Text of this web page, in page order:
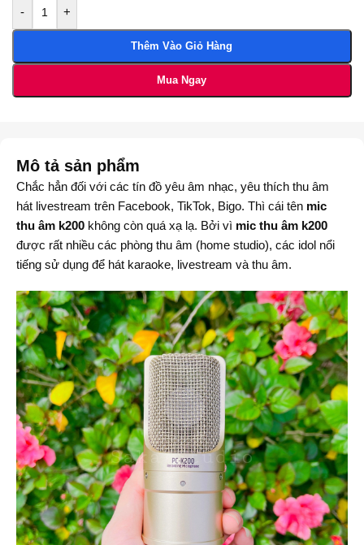
-
+
Thêm Vào Giỏ Hàng
Mua Ngay
Mô tả sản phẩm
Chắc hẳn đối với các tín đồ yêu âm nhạc, yêu thích thu âm
hát livestream trên Facebook, TikTok, Bigo. Thì cái tên mic
thu âm k200 không còn quá xạ lạ. Bởi vì mic thu âm k200
được rất nhiều các phòng thu âm (home studio), các idol nổi
tiếng sử dụng để hát karaoke, livestream và thu âm.